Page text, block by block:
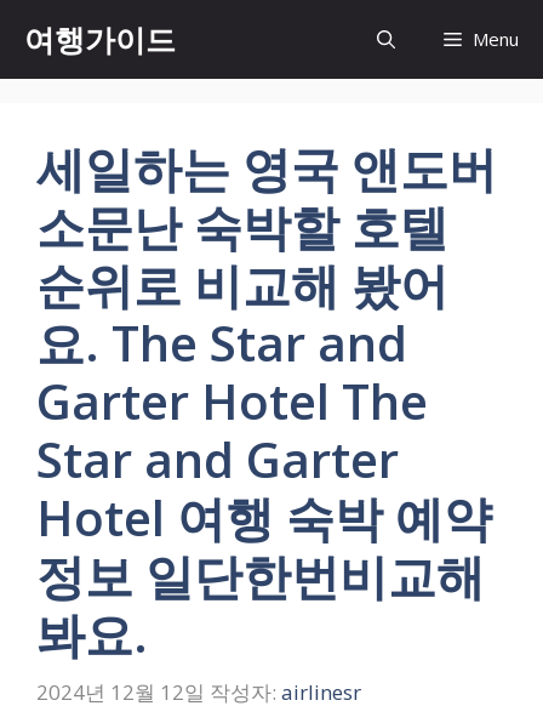
츠
여행가이드 Menu
세일하는 영국 앤도버
소문난 숙박할 호텔
순위로 비교해 봤어
요. The Star and
Garter Hotel The
Star and Garter
Hotel 여행 숙박 예약
정보 일단한번비교해
봐요.
2024년 12월 12일 작성자: airlinesr